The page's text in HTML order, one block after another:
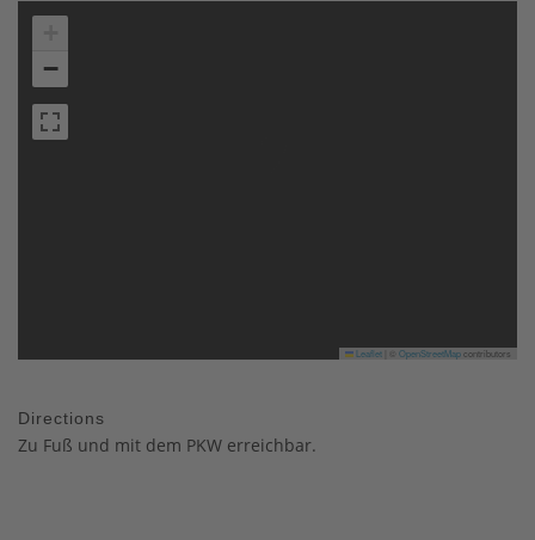
−
Leaflet OpenStreetMapcontributors
Directions
Zu Fuß und mit dem PKW erreichbar.